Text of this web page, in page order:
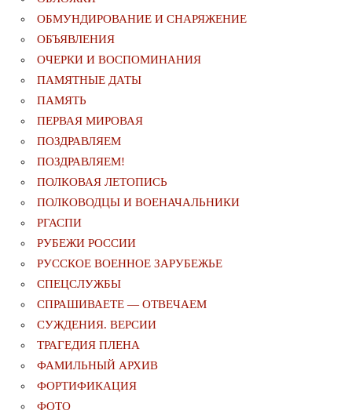
ОБМУНДИРОВАНИЕ И СНАРЯЖЕНИЕ
ОБЪЯВЛЕНИЯ
ОЧЕРКИ И ВОСПОМИНАНИЯ
ПАМЯТНЫЕ ДАТЫ
ПАМЯТЬ
ПЕРВАЯ МИРОВАЯ
ПОЗДРАВЛЯЕМ
ПОЗДРАВЛЯЕМ!
ПОЛКОВАЯ ЛЕТОПИСЬ
ПОЛКОВОДЦЫ И ВОЕНАЧАЛЬНИКИ
РГАСПИ
РУБЕЖИ РОССИИ
РУССКОЕ ВОЕННОЕ ЗАРУБЕЖЬЕ
СПЕЦСЛУЖБЫ
СПРАШИВАЕТЕ — ОТВЕЧАЕМ
СУЖДЕНИЯ. ВЕРСИИ
ТРАГЕДИЯ ПЛЕНА
ФАМИЛЬНЫЙ АРХИВ
ФОРТИФИКАЦИЯ
ФОТО